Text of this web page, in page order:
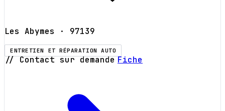
Les Abymes · 97139
ENTRETIEN ET RÉPARATION AUTO
// Contact sur demande Fiche